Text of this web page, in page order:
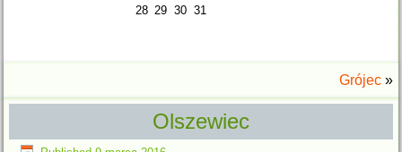
28 29 30 31
Grójec»
Olszewiec